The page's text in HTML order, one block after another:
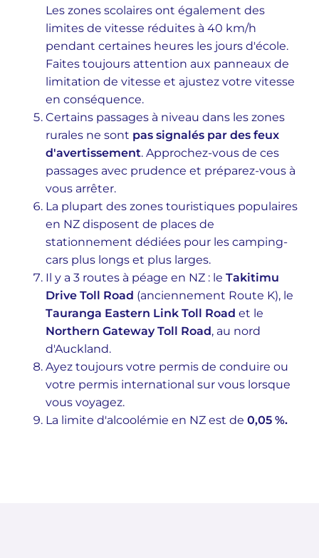
Les zones scolaires ont également des
limites de vitesse réduites à 40 km/h
pendant certaines heures les jours d'école.
Faites toujours attention aux panneaux de
limitation de vitesse et ajustez votre vitesse
en conséquence.
Certains passages à niveau dans les zones
rurales ne sont pas signalés par des feux
d'avertissement. Approchez-vous de ces
passages avec prudence et préparez-vous à
vous arrêter.
La plupart des zones touristiques populaires
en NZ disposent de places de
stationnement dédiées pour les camping-
cars plus longs et plus larges.
Il y a 3 routes à péage en NZ : le Takitimu
Drive Toll Road (anciennement Route K), le
Tauranga Eastern Link Toll Road et le
Northern Gateway Toll Road, au nord
d'Auckland.
Ayez toujours votre permis de conduire ou
votre permis international sur vous lorsque
vous voyagez.
La limite d'alcoolémie en NZ est de 0,05 %.